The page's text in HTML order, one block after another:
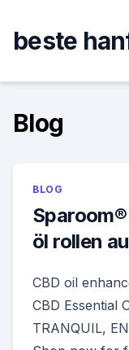
content
beste
Blog
BLOG
öl rollen
CBD oil
CBD Essential
TRANQUIL,